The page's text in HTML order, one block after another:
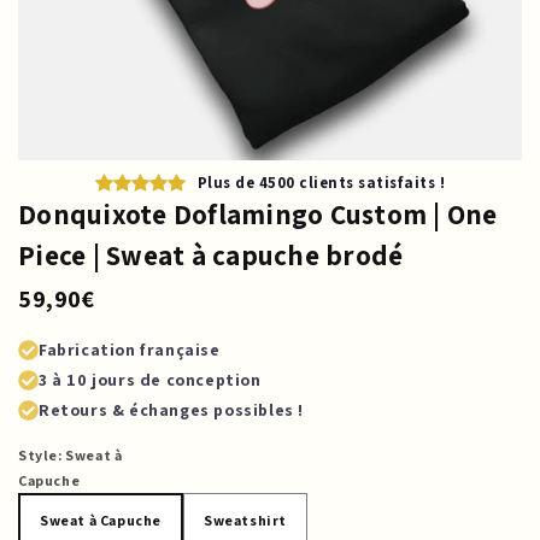
Plus de 4500 clients satisfaits !
Donquixote Doflamingo Custom | One
Piece | Sweat à capuche brodé
59,90€
Fabrication française
3 à 10 jours de conception
Retours & échanges possibles !
Style: Sweat à
Capuche
Sweat à Capuche
Sweat à Capuche Sweatshirt